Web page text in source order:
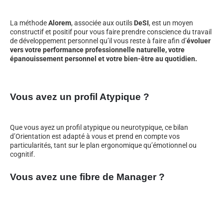
La méthodeAlorem, associée aux outils DeSI, est un moyen
constructif et positif pour vous faire prendre conscience du travail
de développement personnel qu’il vous reste à faire afin d’évoluer
vers votre performance professionnelle naturelle, votre
épanouissement personnel et votre bien-être au quotidien.
Vous avez un profil Atypique ?
Que vous ayez un profil atypique ou neurotypique, ce bilan
d’Orientation est adapté à vous et prend en compte vos
particularités, tant sur le plan ergonomique qu’émotionnel ou
cognitif.
Vous avez une fibre de Manager ?